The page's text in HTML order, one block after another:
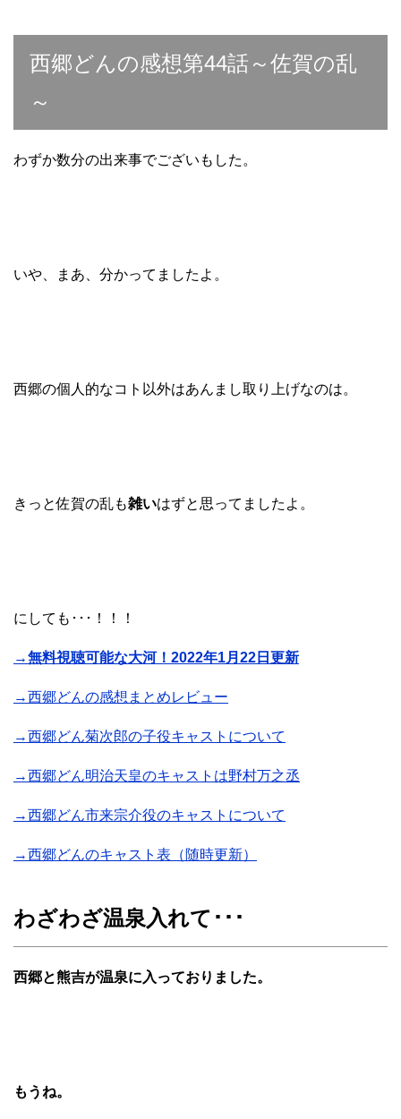
西郷どんの感想第44話～佐賀の乱
～
わずか数分の出来事でございもした。
いや、まあ、分かってましたよ。
西郷の個人的なコト以外はあんまし取り上げなのは。
きっと佐賀の乱も雑いはずと思ってましたよ。
にしても･･･！！！
→無料視聴可能な大河！2022年1月22日更新
→西郷どんの感想まとめレビュー
→西郷どん菊次郎の子役キャストについて
→西郷どん明治天皇のキャストは野村万之丞
→西郷どん市来宗介役のキャストについて
→西郷どんのキャスト表（随時更新）
わざわざ温泉入れて･･･
西郷と熊吉が温泉に入っておりました。
もうね。